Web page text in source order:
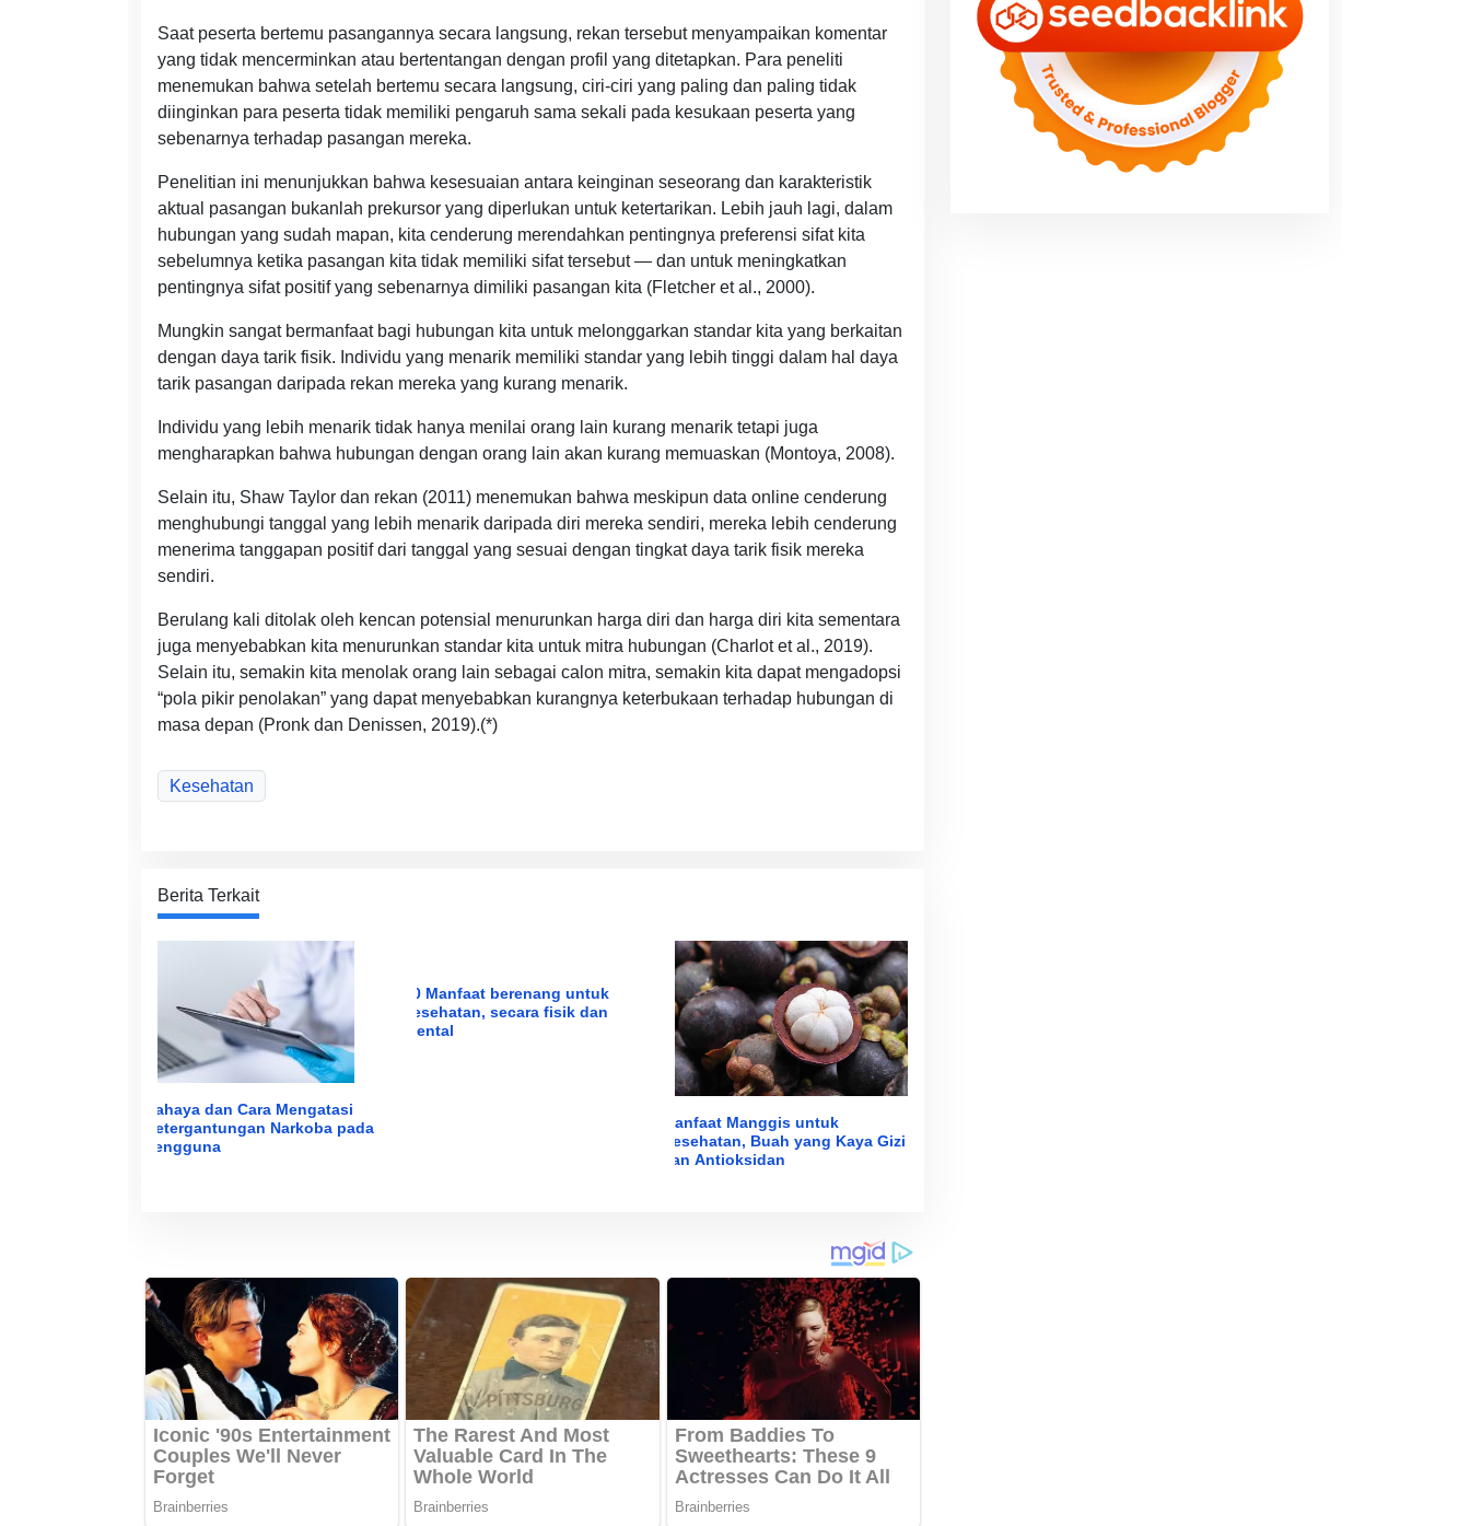
Saat peserta bertemu pasangannya secara langsung, rekan tersebut menyampaikan komentar
yang tidak mencerminkan atau bertentangan dengan profil yang ditetapkan. Para peneliti
menemukan bahwa setelah bertemu secara langsung, ciri-ciri yang paling dan paling tidak
diinginkan para peserta tidak memiliki pengaruh sama sekali pada kesukaan peserta yang
sebenarnya terhadap pasangan mereka.
Penelitian ini menunjukkan bahwa kesesuaian antara keinginan seseorang dan karakteristik
aktual pasangan bukanlah prekursor yang diperlukan untuk ketertarikan. Lebih jauh lagi, dalam
hubungan yang sudah mapan, kita cenderung merendahkan pentingnya preferensi sifat kita
sebelumnya ketika pasangan kita tidak memiliki sifat tersebut — dan untuk meningkatkan
pentingnya sifat positif yang sebenarnya dimiliki pasangan kita (Fletcher et al., 2000).
Mungkin sangat bermanfaat bagi hubungan kita untuk melonggarkan standar kita yang berkaitan
dengan daya tarik fisik. Individu yang menarik memiliki standar yang lebih tinggi dalam hal daya
tarik pasangan daripada rekan mereka yang kurang menarik.
Individu yang lebih menarik tidak hanya menilai orang lain kurang menarik tetapi juga
mengharapkan bahwa hubungan dengan orang lain akan kurang memuaskan (Montoya, 2008).
Selain itu, Shaw Taylor dan rekan (2011) menemukan bahwa meskipun data online cenderung
menghubungi tanggal yang lebih menarik daripada diri mereka sendiri, mereka lebih cenderung
menerima tanggapan positif dari tanggal yang sesuai dengan tingkat daya tarik fisik mereka
sendiri.
Berulang kali ditolak oleh kencan potensial menurunkan harga diri dan harga diri kita sementara
juga menyebabkan kita menurunkan standar kita untuk mitra hubungan (Charlot et al., 2019).
Selain itu, semakin kita menolak orang lain sebagai calon mitra, semakin kita dapat mengadopsi
“pola pikir penolakan” yang dapat menyebabkan kurangnya keterbukaan terhadap hubungan di
masa depan (Pronk dan Denissen, 2019).(*)
Kesehatan
Berita Terkait
Bahaya dan Cara Mengatasi
Ketergantungan Narkoba pada
Pengguna
10 Manfaat berenang untuk
kesehatan, secara fisik dan
mental
Manfaat Manggis untuk
Kesehatan, Buah yang Kaya Gizi
dan Antioksidan